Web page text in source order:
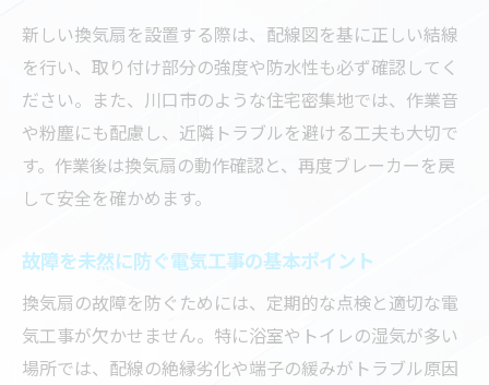
新しい換気扇を設置する際は、配線図を基に正しい結線
を行い、取り付け部分の強度や防水性も必ず確認してく
ださい。また、川口市のような住宅密集地では、作業音
や粉塵にも配慮し、近隣トラブルを避ける工夫も大切で
す。作業後は換気扇の動作確認と、再度ブレーカーを戻
して安全を確かめます。
故障を未然に防ぐ電気工事の基本ポイント
換気扇の故障を防ぐためには、定期的な点検と適切な電
気工事が欠かせません。特に浴室やトイレの湿気が多い
場所では、配線の絶縁劣化や端子の緩みがトラブル原因